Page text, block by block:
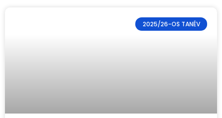
2025/26-OS TANÉV